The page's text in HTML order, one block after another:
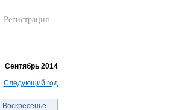
Регистрация
Сентябрь 2014
Следующий год
Воскресенье